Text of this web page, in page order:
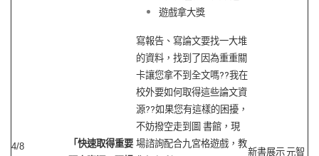
遊戲拿大獎
4/8
「快速取得重要
寫報告、寫論文要找一大堆
的資料，找到了因為重重關
卡讓您拿不到全文嗎??我在
校外要如何取得這些論文資
源??如果您有這樣的困擾，
不妨撥空走到圖 書館，現
場諮詢配合九宮格遊戲，教
新書展示元智